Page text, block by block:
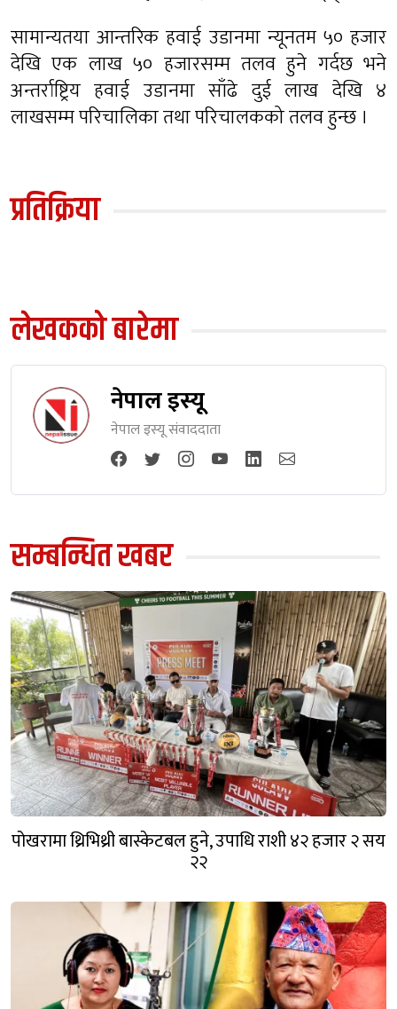
सामान्यतया आन्तरिक हवाई उडानमा न्यूनतम ५० हजार
देखि एक लाख ५० हजारसम्म तलव हुने गर्दछ भने
अन्तर्राष्ट्रिय हवाई उडानमा साँढे दुई लाख देखि ४
लाखसम्म परिचालिका तथा परिचालकको तलव हुन्छ ।
प्रतिक्रिया
लेखकको बारेमा
नेपाल इस्यू
नेपाल इस्यू संवाददाता
सम्बन्धित खबर
पोखरामा थ्रिभिथ्री बास्केटबल हुने, उपाधि राशी ४२ हजार २ सय
२२